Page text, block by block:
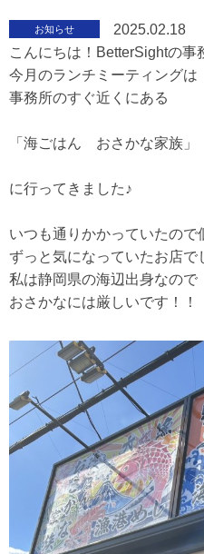
お知らせ
2025.02.18
こんにちは！BetterSightの事
今月のランチミーティングは
事務所のすぐ近くにある
「海ごはん おさかな家族」
に行ってきました♪
いつも通りかかっていたので
ずっと気になっていたお店で
私は静岡県の海辺出身なので
おさかなには厳しいです！！